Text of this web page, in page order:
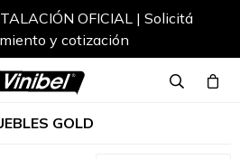
OFICIAL | Solicitá
y cotización
GOLD